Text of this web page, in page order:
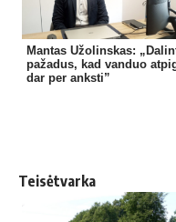
Mantas Užolinskas:
pažadus, kad vanduo
dar per anksti”
Teisėtvarka